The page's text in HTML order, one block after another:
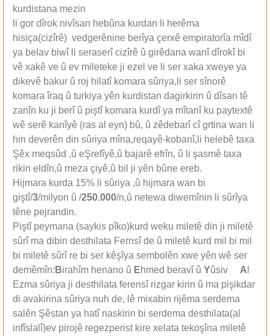
kurdistana mezin
li gor dîrok nivîsan hebûna kurdan li herêma
hisiça(cizîrê) vedgerênine berîya çerxê empiratorîa mîdî
ya belav biwî li seraserî cizîrê û girêdana wanî dîrokî bi
vê xakê ve û ev mileteke ji ezel ve li ser xaka xweye ya
dikevê bakur û roj hilatî komara sûriya,li ser sînorê
komara îraq û turkiya yên kurdistan dagirkirin û dîsan tê
zanîn ku ji berî û piştî komara kurdî ya mîtanî ku paytextê
wê serê kanîyê (ras al eyn) bû, û zêdebarî cî grtina wan li
hin deverên din sûriya mîna,reqayê-kobanî,li helebê taxa
Şêx meqsûd ,û eŞrefîyê,û bajarê efrîn, û li şasmê taxa
rikin eldîn,û meza çiyê,û bil ji yên bûne ereb.
Hijmara kurda 15% li sûriya ,û hijmara wan bi
giştî/3/milyon û /250,000/n,û netewa diwemînin li sûrîya
têne pejrandin.
Piştî peymana (saykis pîko)kurd weku miletê din ji miletê
sûrî ma dibin desthilata Fernsî de û miletê kurd mil bi mil
bi miletê sûrî re bi ser kêşîya sembolên xwe yên wê ser
demêmîn: Birahîm henano û Ehmed beravî û Yûsiv A
Ezma sûriya ji desthilata ferensî rizgar kirin û ma pişikdar
di avakirina sûriya nuh de, lê mixabin rijêma serdema
salên Şêstan ya hatî naskirin bi serdema desthilata(al
infîslalî)ev pirojê regezperist kire xelata tekoşîna miletê